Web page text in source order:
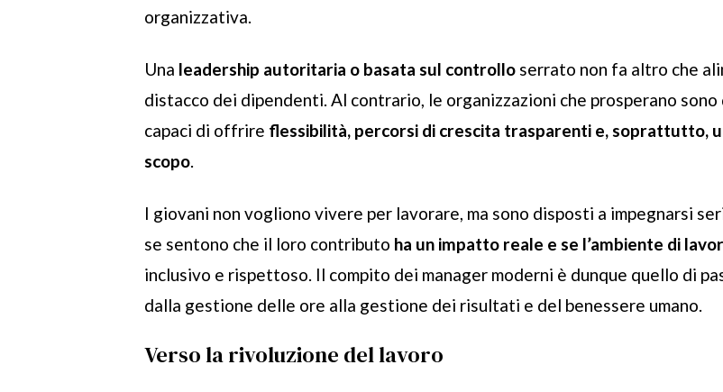
organizzativa.
Una leadership autoritaria o basata sul controllo serrato non fa altro che
distacco dei dipendenti. Al contrario, le organizzazioni che prosperano sono
capaci di offrire flessibilità, percorsi di crescita trasparenti e, soprattutto,
scopo.
I giovani non vogliono vivere per lavorare, ma sono disposti a impegnarsi
se sentono che il loro contributo ha un impatto reale e se l’ambiente di
inclusivo e rispettoso. Il compito dei manager moderni è dunque quello di
dalla gestione delle ore alla gestione dei risultati e del benessere umano.
Verso la rivoluzione del lavoro